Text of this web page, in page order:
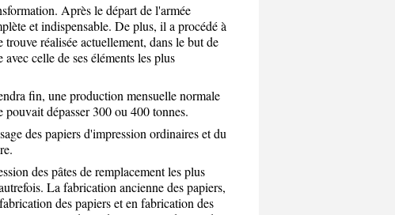
Après le départ de l'armée
et indispensable. De plus, il a procédé à
réalisée actuellement, dans le but de
celle de ses éléments les plus
fin, une production mensuelle normale
dépasser 300 ou 400 tonnes.
des papiers d'impression ordinaires et du
des pâtes de remplacement les plus
La fabrication ancienne des papiers,
des papiers et en fabrication des